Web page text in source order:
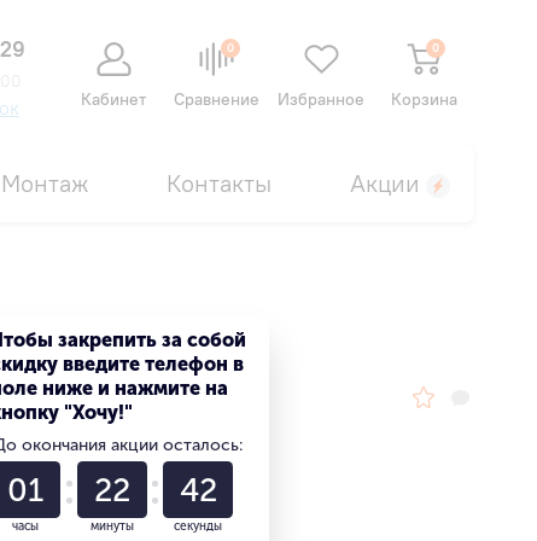
Кабинет
0
Сравнение Избранное
0
Корзина
Монтаж Контакты Акции
закрепить за собой
введите телефон в
ниже и нажмите на
"Хочу!"
окончания акции осталось:
01
часы
22
минуты
41
секунды